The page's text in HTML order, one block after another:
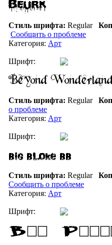
Стиль шрифта: Regular
Сообщить о проблеме
Категория: Арт
Шрифт:
Стиль шрифта: Regular
о проблеме
Категория: Арт
Шрифт:
Стиль шрифта: Regular
Сообщить о проблеме
Категория: Арт
Шрифт: